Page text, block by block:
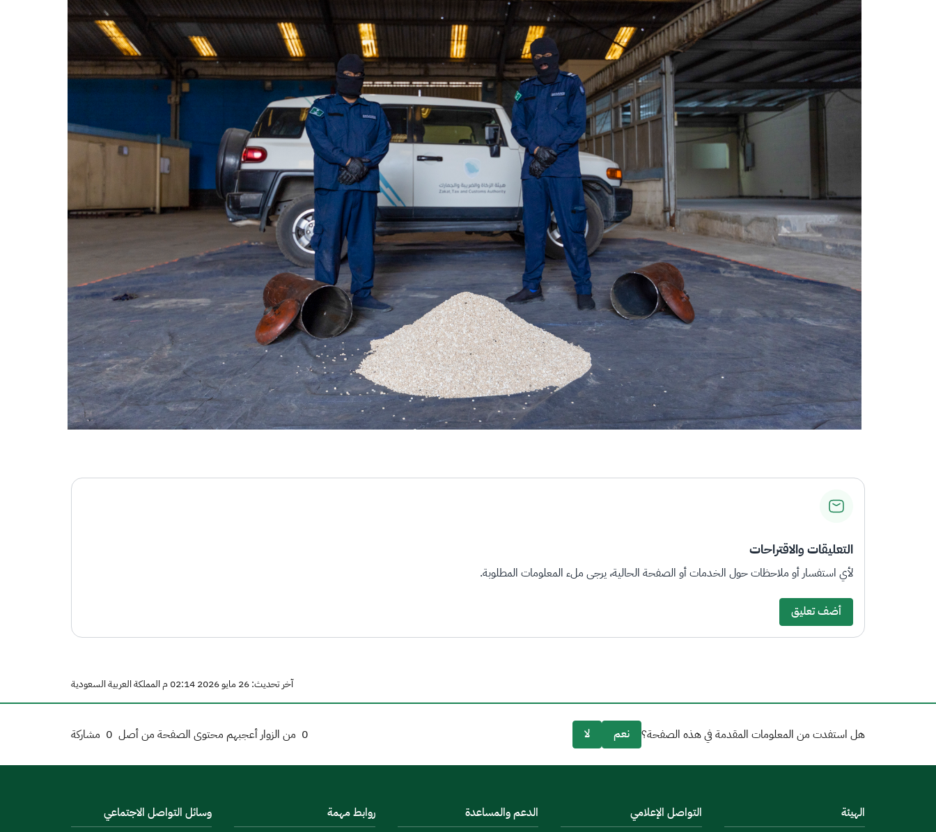
التعليقات والاقتراحات
لأي استفسار أو ملاحظات حول الخدمات أو الصفحة الحالية، يرجى ملء المعلومات المطلوبة.
أضف تعليق
آخر تحديث: 26 مايو 2026 02:14 م المملكة العربية السعودية
0 من الزوار أعجبهم محتوى الصفحة من أصل 0 مشاركة هل استفدت من المعلومات المقدمة في هذه الصفحة؟ نعم لا
الهيئة التواصل الإعلامي الدعم والمساعدة روابط مهمة وسائل التواصل الاجتماعي